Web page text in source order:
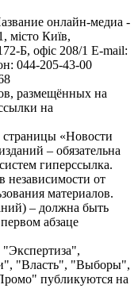
онлайн-медиа -
місто Київ,
Б, офіс 208/1 E-mail:
044-205-43-00
размещённых на
на
«Новости
– обязательна
гиперссылка.
независимости от
материалов.
– должна быть
абзаце
"Власть", "Выборы",
публикуются на